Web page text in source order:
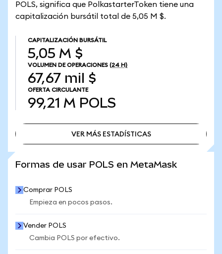
POLS, significa que PolkastarterToken tiene una
capitalización bursátil total de 5,05 M $.
CAPITALIZACIÓN BURSÁTIL
5,05 M $
VOLUMEN DE OPERACIONES (24 H)
67,67 mil $
OFERTA CIRCULANTE
99,21 M POLS
VER MÁS ESTADÍSTICAS
Formas de usar POLS en MetaMask
Comprar POLS
Empieza en pocos pasos.
Vender POLS
Cambia POLS por efectivo.